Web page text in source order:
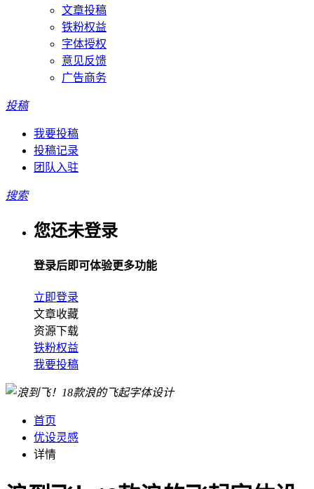
文章投稿
铁粉权益
字体授权
意见反馈
广告商务
投稿
我要投稿
投稿记录
团队入驻
搜索
您还未登录
登录后即可体验更多功能
立即登录
文章收藏
资源下载
铁粉权益
我要投稿
首页
优设灵感
详情